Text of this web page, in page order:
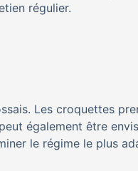
régulier.
Les croquettes
également être
le régime le plus